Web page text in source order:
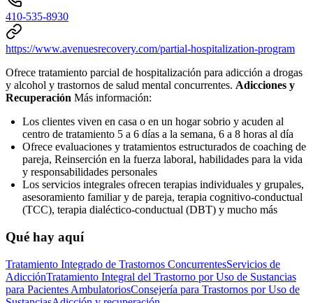
410-535-8930
https://www.avenuesrecovery.com/partial-hospitalization-program
Ofrece tratamiento parcial de hospitalización para adicción a drogas
y alcohol y trastornos de salud mental concurrentes. Adicciones y
Recuperación Más información:
Los clientes viven en casa o en un hogar sobrio y acuden al
centro de tratamiento 5 a 6 días a la semana, 6 a 8 horas al día
Ofrece evaluaciones y tratamientos estructurados de coaching de
pareja, Reinserción en la fuerza laboral, habilidades para la vida
y responsabilidades personales
Los servicios integrales ofrecen terapias individuales y grupales,
asesoramiento familiar y de pareja, terapia cognitivo-conductual
(TCC), terapia dialéctico-conductual (DBT) y mucho más
Qué hay aquí
Tratamiento Integrado de Trastornos ConcurrentesServicios de
AdicciónTratamiento Integral del Trastorno por Uso de Sustancias
para Pacientes AmbulatoriosConsejería para Trastornos por Uso de